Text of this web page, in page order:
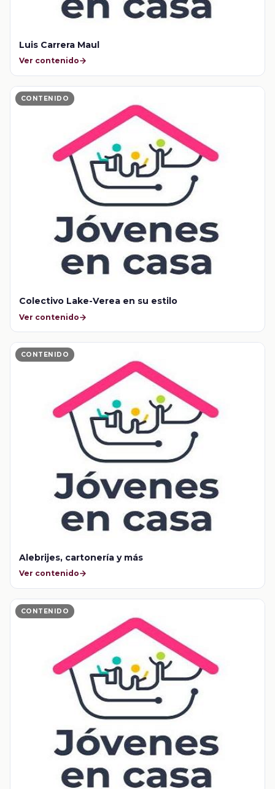
Luis Carrera Maul
Ver contenido
CONTENIDO
Colectivo Lake-Verea en su estilo
Ver contenido
CONTENIDO
Alebrijes, cartonería y más
Ver contenido
CONTENIDO